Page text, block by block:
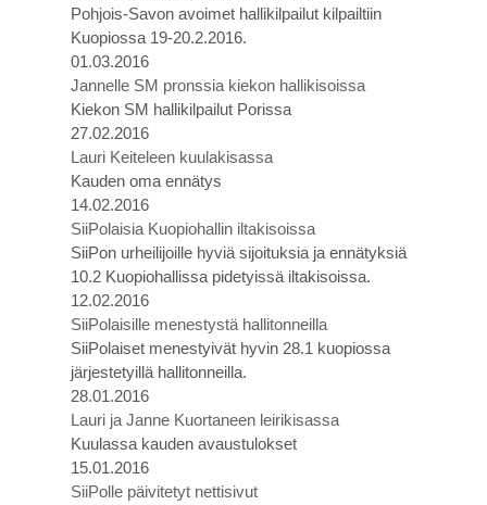
Pohjois-Savon avoimet hallikilpailut kilpailtiin
Kuopiossa 19-20.2.2016.
01.03.2016
Jannelle SM pronssia kiekon hallikisoissa
Kiekon SM hallikilpailut Porissa
27.02.2016
Lauri Keiteleen kuulakisassa
Kauden oma ennätys
14.02.2016
SiiPolaisia Kuopiohallin iltakisoissa
SiiPon urheilijoille hyviä sijoituksia ja ennätyksiä
10.2 Kuopiohallissa pidetyissä iltakisoissa.
12.02.2016
SiiPolaisille menestystä hallitonneilla
SiiPolaiset menestyivät hyvin 28.1 kuopiossa
järjestetyillä hallitonneilla.
28.01.2016
Lauri ja Janne Kuortaneen leirikisassa
Kuulassa kauden avaustulokset
15.01.2016
SiiPolle päivitetyt nettisivut